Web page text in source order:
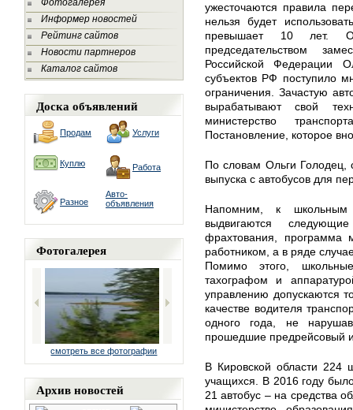
Фотогалерея
Информер новостей
Рейтинг сайтов
Новости партнеров
Каталог сайтов
Доска объявлений
Продам Услуги
Куплю Работа
Разное
Авто-
объявления
Фотогалерея
смотреть все фотографии
Архив новостей
ужесточаются правила
нельзя будет
превышает 10 лет.
председательством
Российской Федерации
субъектов РФ поступило
ограничения. Зачастую
вырабатывают свой
министерство
Постановление, которое
По словам Ольги Голодец,
выпуска с автобусов для
Напомним, к школьным
выдвигаются
фрахтования, программа
работником, а в ряде
Помимо этого,
тахографом и
управлению допускаются
качестве водителя
одного года, не
прошедшие предрейсовый
В Кировской области 224
учащихся. В 2016 году
21 автобус – на средства